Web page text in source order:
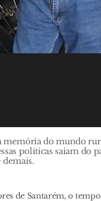
memória do mundo
políticas saiam do
demais.
de Santarém, o